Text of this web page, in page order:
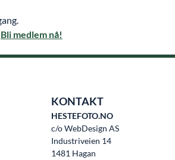
Bli medlem nå!
KONTAKT
HESTEFOTO.NO
c/o WebDesign AS
Industriveien 14
1481 Hagan